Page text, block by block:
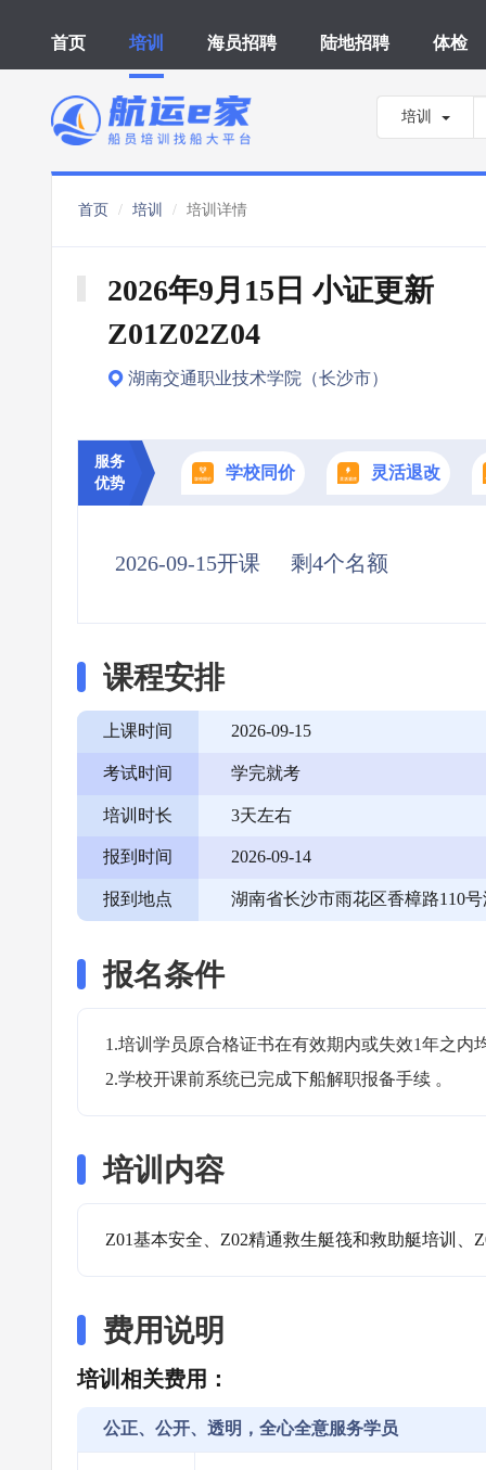
首页 培训 海员招聘 陆地招聘 体检
培训
首页 培训 培训详情
2026年9月15日 小证更新
Z01Z02Z04
湖南交通职业技术学院（长沙市）
服务
优势
学校同价 灵活退改
2026-09-15开课 剩4个名额
课程安排
上课时间 2026-09-15
考试时间 学完就考
培训时长 3天左右
报到时间 2026-09-14
报到地点 湖南省长沙市雨花区香樟路110
报名条件
1.培训学员原合格证书在有效期内或失效1年之内
2.学校开课前系统已完成下船解职报备手续 。
培训内容
Z01基本安全、Z02精通救生艇筏和救助艇培训、
费用说明
培训相关费用：
公正、公开、透明，全心全意服务学员